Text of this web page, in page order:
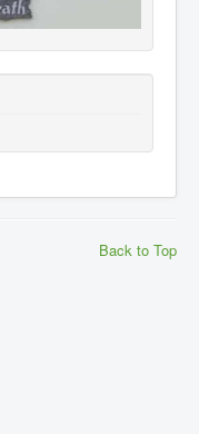
Back to Top